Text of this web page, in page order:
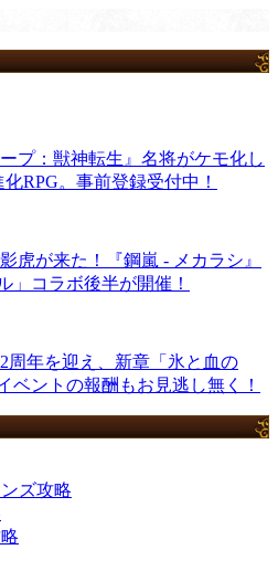
プ：獣神転生』名将がケモ化し
RPG。事前登録受付中！
虎が来た！『鋼嵐 - メカラシ』
」コラボ後半が開催！
周年を迎え、新章「氷と血の
ベントの報酬もお見逃し無く！
ズ攻略